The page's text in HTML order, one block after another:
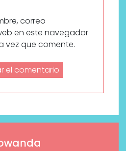
correo
en este navegador
vez que comente.